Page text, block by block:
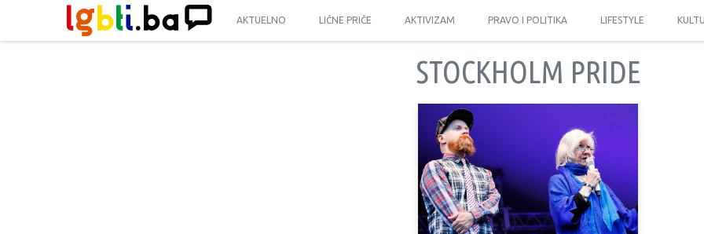
AKTUELNO LIČNE PRIČE AKTIVIZAM PRAVO I POLITIKA LIFESTYLE
STOCKHOLM PRIDE